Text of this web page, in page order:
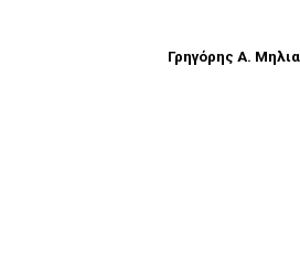
Γρηγόρης Α.